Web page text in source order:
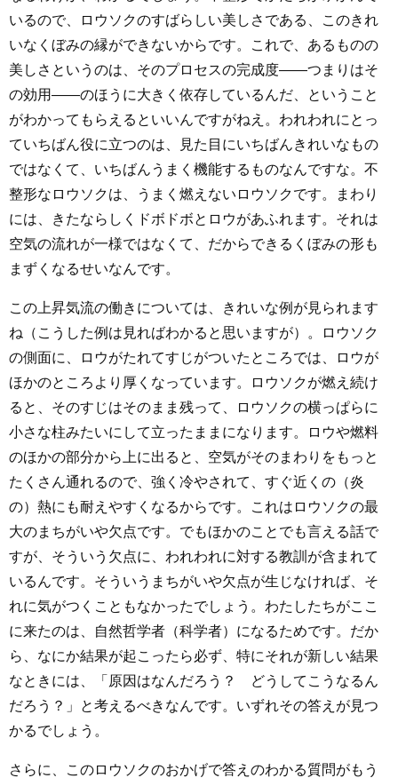
いるので、ロウソクのすばらしい美しさである、このきれ
いなくぼみの縁ができないからです。これで、あるものの
美しさというのは、そのプロセスの完成度――つまりはそ
の効用――のほうに大きく依存しているんだ、ということ
がわかってもらえるといいんですがねえ。われわれにとっ
ていちばん役に立つのは、見た目にいちばんきれいなもの
ではなくて、いちばんうまく機能するものなんですな。不
整形なロウソクは、うまく燃えないロウソクです。まわり
には、きたならしくドボドボとロウがあふれます。それは
空気の流れが一様ではなくて、だからできるくぼみの形も
まずくなるせいなんです。
この上昇気流の働きについては、きれいな例が見られます
ね（こうした例は見ればわかると思いますが）。ロウソク
の側面に、ロウがたれてすじがついたところでは、ロウが
ほかのところより厚くなっています。ロウソクが燃え続け
ると、そのすじはそのまま残って、ロウソクの横っぱらに
小さな柱みたいにして立ったままになります。ロウや燃料
のほかの部分から上に出ると、空気がそのまわりをもっと
たくさん通れるので、強く冷やされて、すぐ近くの（炎
の）熱にも耐えやすくなるからです。これはロウソクの最
大のまちがいや欠点です。でもほかのことでも言える話で
すが、そういう欠点に、われわれに対する教訓が含まれて
いるんです。そういうまちがいや欠点が生じなければ、そ
れに気がつくこともなかったでしょう。わたしたちがここ
に来たのは、自然哲学者（科学者）になるためです。だか
ら、なにか結果が起こったら必ず、特にそれが新しい結果
なときには、「原因はなんだろう？ どうしてこうなるん
だろう？」と考えるべきなんです。いずれその答えが見つ
かるでしょう。
さらに、このロウソクのおかげで答えのわかる質問がもう